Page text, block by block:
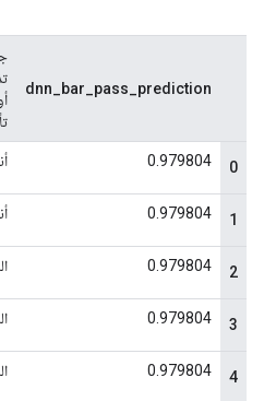
dnn_bar_pass_prediction
جنس
تذكير
أو
تأنيث
0.979804
0.979804
0.979804 الذكر
0.979804 الذكر
0.979804 الذكر